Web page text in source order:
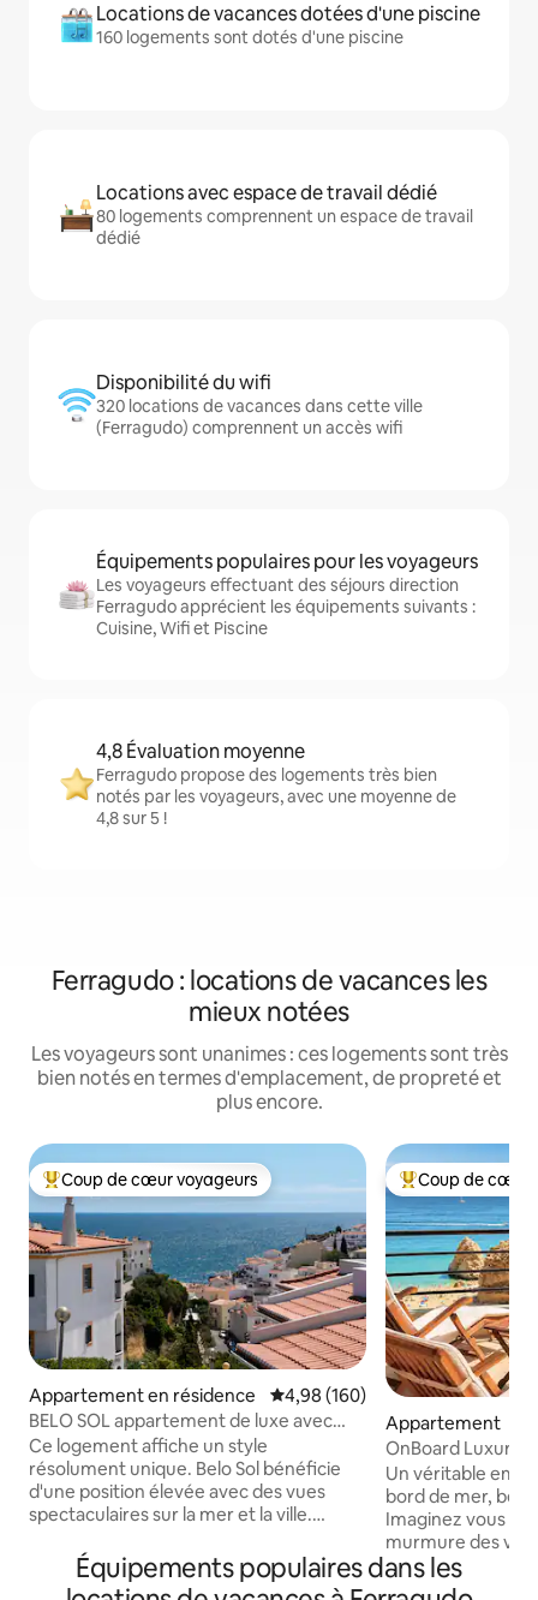
Locations de vacances dotées d'une piscine
160 logements sont dotés d'une piscine
Locations avec espace de travail dédié
80 logements comprennent un espace de travail
dédié
Disponibilité du wifi
320 locations de vacances dans cette ville
(Ferragudo) comprennent un accès wifi
Équipements populaires pour les voyageurs
Les voyageurs effectuant des séjours direction
Ferragudo apprécient les équipements suivants :
Cuisine, Wifi et Piscine
4,8 Évaluation moyenne
Ferragudo propose des logements très bien
notés par les voyageurs, avec une moyenne de
4,8 sur 5 !
Ferragudo : locations de vacances les
mieux notées
Les voyageurs sont unanimes : ces logements sont très
bien notés en termes d'emplacement, de propreté et
plus encore.
Coups de cœur voyageurs les plus appréciés
Coup de cœur voyageurs
Appartement en résidence Évaluation moyenne sur la
4,98 (160)
BELO SOL appartement de luxe avec
vue sur la mer
Ce logement affiche un style
résolument unique. Belo Sol bénéficie
d'une position élevée avec des vues
spectaculaires sur la mer et la ville.
d'une salle d'eau, d'une cuisine et d'un
toit privé. Piscine commune et parking
Coups de cœur
Coup de cœur
Appartement
OnBoard Luxury l
vue panoramique
Un véritable
bord de mer, béni
Imaginez vous
murmure des
le rivage. Ouvrez
accueilli par une
Équipements populaires dans les